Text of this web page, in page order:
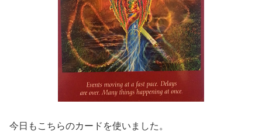
今日もこちらのカードを使いました。